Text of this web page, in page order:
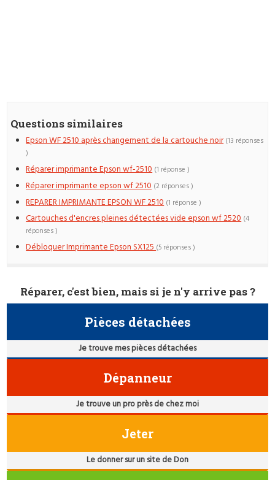
Questions similaires
Epson WF 2510 après changement de la cartouche noir (13 réponses
)
Réparer imprimante Epson wf-2510 (1 réponse )
Réparer imprimante epson wf 2510 (2 réponses )
REPARER IMPRIMANTE EPSON WF 2510 (1 réponse )
Cartouches d'encres pleines détectées vide epson wf 2520 (4
réponses )
Débloquer Imprimante Epson SX125(5 réponses )
Réparer, c'est bien, mais si je n'y arrive pas ?
Pièces détachées
Je trouve mes pièces détachées
Dépanneur
Je trouve un pro près de chez moi
Jeter
Le donner sur un site de Don